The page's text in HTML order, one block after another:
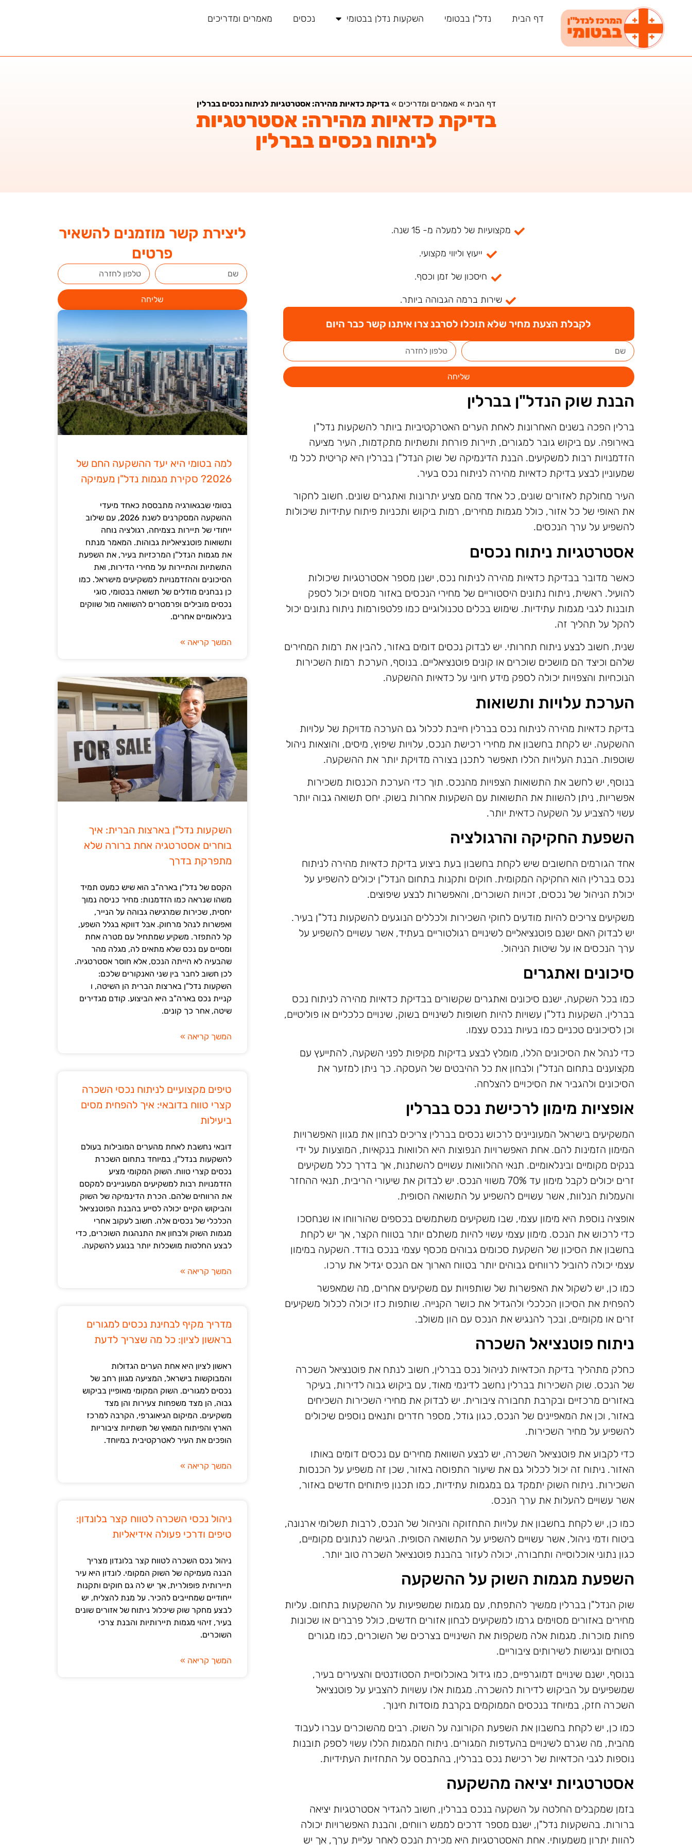
דף הבית נדל"ן בבטומי השקעות נדלן בבטומי נכסים מאמרים ומדריכים
דף הבית » מאמרים ומדריכים »בדיקת כדאיות מהירה: אסטרטגיות לניתוח נכסים בברלין
בדיקת כדאיות מהירה: אסטרטגיות
לניתוח נכסים בברלין
ליצירת קשר מוזמנים להשאיר
פרטים
שליחה
למה בטומי היא יעד ההשקעה החם של
2026? סקירת מגמות נדל"ן מעמיקה
בטומי שבגאורגיה מתבססת כאחד מיעדי
ההשקעה המסקרנים לשנת 2026, עם שילוב
ייחודי של תיירות בצמיחה, רגולציה נוחה
ותשואות פוטנציאליות גבוהות. המאמר מנתח
את מגמות הנדל"ן המרכזיות בעיר, את השפעת
התשתיות והתיירות על מחירי הדירות, ואת
הסיכונים וההזדמנויות למשקיעים מישראל. כמו
כן נבחנים מודלים של תשואה בבטומי, סוגי
נכסים מובילים ופרמטרים להשוואה מול שווקים
בינלאומיים אחרים.
המשך קריאה »
השקעות נדל"ן בארצות הברית: איך
בוחרים אסטרטגיה אחת ברורה שלא
מתפרקת בדרך
הקסם של נדל"ן בארה"ב הוא שיש כמעט תמיד
משהו שנראה כמו הזדמנות: מחיר כניסה נמוך
יחסית, שכירות שמרגישה גבוהה על הנייר,
ואפשרות לנהל מרחוק. אבל דווקא בגלל השפע,
קל להתפזר. משקיע שמתחיל עם מטרה אחת
ומסיים עם נכס שלא מתאים לה, מגלה מהר
שהבעיה לא הייתה הנכס, אלא חוסר אסטרטגיה.
לכן חשוב לחבר בין שני האנקורים שלכם:
השקעות נדל"ן בארצות הברית הן השיטה, ו
קניית נכס בארה"ב היא הביצוע. קודם מגדירים
שיטה, אחר כך קונים.
המשך קריאה »
טיפים מקצועיים לניתוח נכסי השכרה
קצרי טווח בדובאי: איך להפחית מסים
ביעילות
דובאי נחשבת לאחת מהערים המובילות בעולם
להשקעות בנדל"ן, במיוחד בתחום השכרת
נכסים קצרי טווח. השוק המקומי מציע
הזדמנויות רבות למשקיעים המעוניינים למקסם
את הרווחים שלהם. הכרת הדינמיקה של השוק
והביקוש הקיים יכולה לסייע בהבנת הפוטנציאל
הכלכלי של נכסים אלה. חשוב לעקוב אחרי
מגמות השוק ולבחון את התנהגות השוכרים, כדי
לבצע החלטות מושכלות יותר בנוגע להשקעה.
המשך קריאה »
מדריך מקיף לבחינת נכסים למגורים
בראשון לציון: כל מה שצריך לדעת
ראשון לציון היא אחת הערים הגדולות
והמבוקשות בישראל, המציעה מגוון רחב של
נכסים למגורים. השוק המקומי מאופיין בביקוש
גבוה, הן מצד משפחות צעירות והן מצד
משקיעים. המיקום הגיאוגרפי, הקרבה למרכז
הארץ והפיתוח המואץ של תשתיות ציבוריות
הופכים את העיר לאטרקטיבית במיוחד.
המשך קריאה »
ניהול נכסי השכרה לטווח קצר בלונדון:
טיפים ודרכי פעולה אידיאליות
ניהול נכס השכרה לטווח קצר בלונדון מצריך
הבנה מעמיקה של השוק המקומי. לונדון היא עיר
תיירותית פופולרית, אך יש לה גם חוקים ותקנות
ייחודיים שמחייבים להכיר. על מנת להצליח, יש
לבצע מחקר שוק שיכלול ניתוח של אזורים שונים
בעיר, זיהוי מגמות תיירותיות והבנת צרכי
השוכרים.
המשך קריאה »
מקצועיות של למעלה מ- 15 שנה.
ייעוץ וליווי מקצועי.
חיסכון של זמן וכסף.
שירות ברמה הגבוהה ביותר.
לקבלת הצעת מחיר שלא תוכלו לסרבנ צרו איתנו קשר כבר היום
שליחה
הבנת שוק הנדל"ן בברלין
ברלין הפכה בשנים האחרונות לאחת הערים האטרקטיביות ביותר להשקעות נדל"ן
באירופה. עם ביקוש גובר למגורים, תיירות פורחת ותשתיות מתקדמות, העיר מציעה
הזדמנויות רבות למשקיעים. הבנת הדינמיקה של שוק הנדל"ן בברלין היא קריטית לכל מי
שמעוניין לבצע בדיקת כדאיות מהירה לניתוח נכס בעיר.
העיר מחולקת לאזורים שונים, כל אחד מהם מציע יתרונות ואתגרים שונים. חשוב לחקור
את האופי של כל אזור, כולל מגמות מחירים, רמות ביקוש ותכניות פיתוח עתידיות שיכולות
להשפיע על ערך הנכסים.
אסטרטגיות ניתוח נכסים
כאשר מדובר בבדיקת כדאיות מהירה לניתוח נכס, ישנן מספר אסטרטגיות שיכולות
להועיל. ראשית, ניתוח נתונים היסטוריים של מחירי הנכסים באזור מסוים יכול לספק
תובנות לגבי מגמות עתידיות. שימוש בכלים טכנולוגיים כמו פלטפורמות ניתוח נתונים יכול
להקל על תהליך זה.
שנית, חשוב לבצע ניתוח תחרותי. יש לבדוק נכסים דומים באזור, להבין את רמות המחירים
שלהם וכיצד הם מושכים שוכרים או קונים פוטנציאליים. בנוסף, הערכת רמות השכירות
הנוכחיות והצפויות יכולה לספק מידע חיוני על כדאיות ההשקעה.
הערכת עלויות ותשואות
בדיקת כדאיות מהירה לניתוח נכס בברלין חייבת לכלול גם הערכה מדויקת של עלויות
ההשקעה. יש לקחת בחשבון את מחירי רכישת הנכס, עלויות שיפוץ, מיסים, והוצאות ניהול
שוטפות. הבנת העלויות הללו תאפשר לתכנן בצורה מדויקת יותר את ההשקעה.
בנוסף, יש לחשב את התשואות הצפויות מהנכס. תוך כדי הערכת הכנסות משכירות
אפשריות, ניתן להשוות את התשואות עם השקעות אחרות בשוק. יחס תשואה גבוה יותר
עשוי להצביע על השקעה כדאית יותר.
השפעת החקיקה והרגולציה
אחד הגורמים החשובים שיש לקחת בחשבון בעת ביצוע בדיקת כדאיות מהירה לניתוח
נכס בברלין הוא החקיקה המקומית. חוקים ותקנות בתחום הנדל"ן יכולים להשפיע על
יכולת הניהול של נכסים, זכויות השוכרים, והאפשרות לבצע שיפוצים.
משקיעים צריכים להיות מודעים לחוקי השכירות ולכללים הנוגעים להשקעות נדל"ן בעיר.
יש לבדוק האם ישנם פוטנציאליים לשינויים רגולטוריים בעתיד, אשר עשויים להשפיע על
ערך הנכסים או על שיטות הניהול.
סיכונים ואתגרים
כמו בכל השקעה, ישנם סיכונים ואתגרים שקשורים בבדיקת כדאיות מהירה לניתוח נכס
בברלין. השקעות נדל"ן עשויות להיות חשופות לשינויים בשוק, שינויים כלכליים או פוליטיים,
וכן לסיכונים טכניים כמו בעיות בנכס עצמו.
כדי לנהל את הסיכונים הללו, מומלץ לבצע בדיקות מקיפות לפני השקעה, להתייעץ עם
מקצוענים בתחום הנדל"ן ולבחון את כל ההיבטים של העסקה. כך ניתן למזער את
הסיכונים ולהגביר את הסיכויים להצלחה.
אופציות מימון לרכישת נכס בברלין
המשקיעים בישראל המעוניינים לרכוש נכסים בברלין צריכים לבחון את מגוון האפשרויות
המימון הזמינות להם. אחת האפשרויות הנפוצות היא הלוואות בנקאיות, המוצעות על ידי
בנקים מקומיים ובינלאומיים. תנאי ההלוואות עשויים להשתנות, אך בדרך כלל משקיעים
זרים יכולים לקבל מימון עד 70% משווי הנכס. יש לבדוק את שיעורי הריבית, תנאי ההחזר
והעמלות הנלוות, אשר עשויים להשפיע על התשואה הסופית.
אופציה נוספת היא מימון עצמי, שבו משקיעים משתמשים בכספים שהורווחו או שנחסכו
כדי לרכוש את הנכס. מימון עצמי עשוי להיות משתלם יותר בטווח הקצר, אך יש לקחת
בחשבון את הסיכון של השקעת סכומים גבוהים מכסף עצמי בנכס בודד. השקעה במימון
עצמי יכולה להוביל לרווחים גבוהים יותר בטווח הארוך אם הנכס יגדיל את ערכו.
כמו כן, יש לשקול את האפשרות של שותפויות עם משקיעים אחרים, מה שמאפשר
להפחית את הסיכון הכלכלי ולהגדיל את כושר הקנייה. שותפות כזו יכולה לכלול משקיעים
זרים או מקומיים, ובכך להנגיש את הנכס עם הון משולב.
ניתוח פוטנציאל השכרה
כחלק מתהליך בדיקת הכדאיות לניהול נכס בברלין, חשוב לנתח את פוטנציאל השכרה
של הנכס. שוק השכירות בברלין נחשב לדינמי מאוד, עם ביקוש גבוה לדירות, בעיקר
באזורים מרכזיים ובקרבת תחבורה ציבורית. יש לבדוק את מחירי השכירות השכיחים
באזור, וכן את המאפיינים של הנכס, כגון גודל, מספר חדרים ותנאים נוספים שיכולים
להשפיע על מחיר השכירות.
כדי לקבוע את פוטנציאל השכרה, יש לבצע השוואת מחירים עם נכסים דומים באותו
האזור. ניתוח זה יכול לכלול גם את שיעור התפוסה באזור, שכן זה משפיע על הכנסות
השכירות. ניתוח השוק יתמקד גם במגמות עתידיות, כמו תכנון פיתוחים חדשים באזור,
אשר עשויים להעלות את ערך הנכס.
כמו כן, יש לקחת בחשבון את עלויות התחזוקה והניהול של הנכס, לרבות תשלומי ארנונה,
ביטוח ודמי ניהול, אשר עשויים להשפיע על התשואה הסופית. הגישה לנתונים מקומיים,
כגון נתוני אוכלוסייה ותחבורה, יכולה לעזור בהבנת פוטנציאל השכרה טוב יותר.
השפעת מגמות השוק על ההשקעה
שוק הנדל"ן בברלין ממשיך להתפתח, עם מגמות שמשפיעות על ההשקעות בתחום. עליות
מחירים באזורים מסוימים גרמו למשקיעים לבחון אזורים חדשים, כולל פרברים או שכונות
פחות מוכרות. מגמות אלה משקפות את השינויים בצרכים של השוכרים, כמו מגורים
בטוחים ונגישות לשירותים ציבוריים.
בנוסף, ישנם שינויים דמוגרפיים, כמו גידול באוכלוסיית הסטודנטים והצעירים בעיר,
שמשפיעים על הביקוש לדירות להשכרה. מגמות אלו עשויות להצביע על פוטנציאל
השכרה חזק, במיוחד בנכסים הממוקמים בקרבת מוסדות חינוך.
כמו כן, יש לקחת בחשבון את השפעת הקורונה על השוק. רבים מהשוכרים עברו לעבוד
מהבית, מה שגרם לשינויים בהעדפות המגורים. ניתוח המגמות הללו עשוי לספק תובנות
נוספות לגבי הכדאיות של רכישת נכס בברלין, בהתבסס על התחזיות העתידיות.
אסטרטגיות יציאה מהשקעה
בזמן שמקבלים החלטה על השקעה בנכס בברלין, חשוב להגדיר אסטרטגיות יציאה
ברורות. בהשקעות נדל"ן, ישנם מספר דרכים לממש רווחים, והבנת האפשרויות יכולה
להוות יתרון משמעותי. אחת האסטרטגיות היא מכירת הנכס לאחר עליית ערך, אך יש